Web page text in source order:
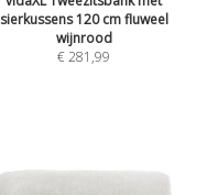
sierkussens 120 cm fluweel
wijnrood
€ 281,99